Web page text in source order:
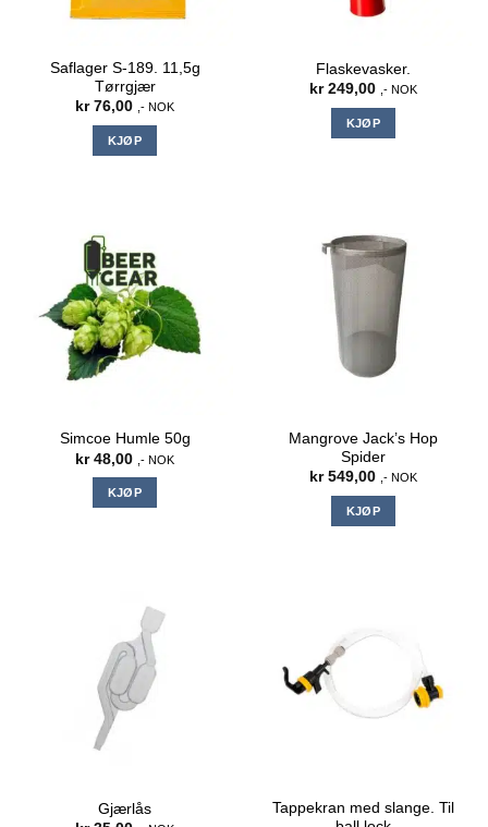
Saflager S-189. 11,5g
Tørrgjær
kr76,00 ,- NOK
KJØP
Flaskevasker.
kr249,00 ,- NOK
KJØP
Simcoe Humle 50g
kr48,00 ,- NOK
KJØP
Mangrove Jack’s Hop
Spider
kr549,00 ,- NOK
KJØP
Gjærlås
Tappekran med slange. Til